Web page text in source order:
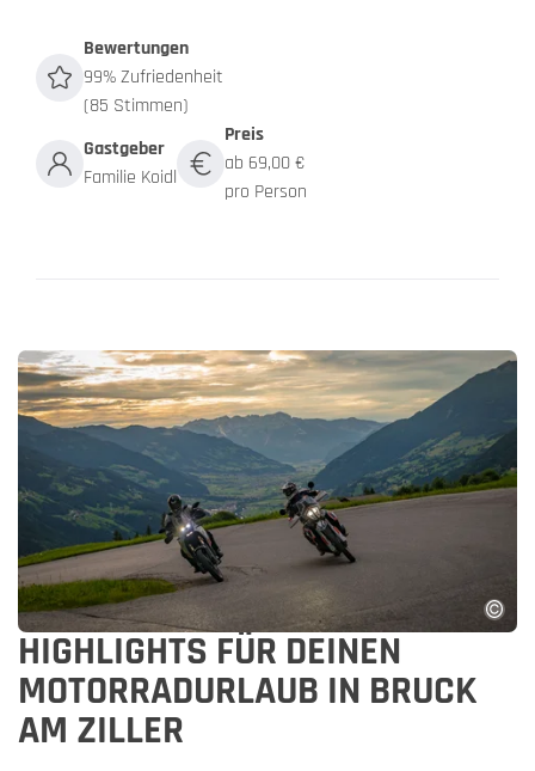
Bewertungen
99% Zufriedenheit
(85 Stimmen)
Gastgeber
Familie Koidl
Preis
ab 69,00 €
pro Person
HIGHLIGHTS FÜR DEINEN
MOTORRADURLAUB IN BRUCK
AM ZILLER